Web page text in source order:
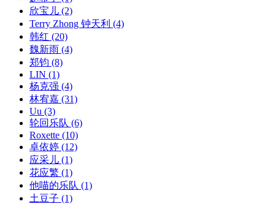
欣宝儿 (2)
Terry Zhong 钟天利 (4)
韩红 (20)
魏新雨 (4)
郑钧 (8)
LIN (1)
杨克强 (4)
林宥嘉 (31)
Uu (3)
轮回乐队 (6)
Roxette (10)
卓依婷 (12)
应采儿 (1)
花应繁 (1)
他喵的乐队 (1)
土豆子 (1)